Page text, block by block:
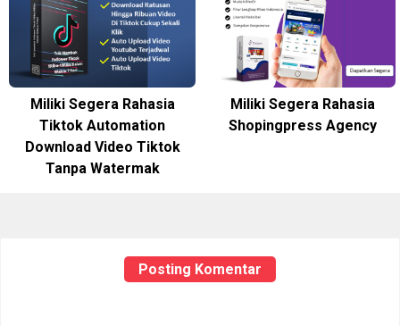
Miliki Segera Rahasia
Tiktok Automation
Download Video Tiktok
Tanpa Watermak
Miliki Segera Rahasia
Shopingpress Agency
Posting Komentar